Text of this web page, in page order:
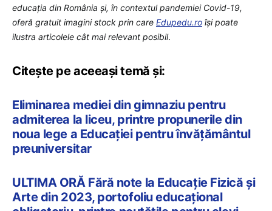
educaţia din România şi, în contextul pandemiei Covid-19,
oferă gratuit imagini stock prin care Edupedu.ro îşi poate
ilustra articolele cât mai relevant posibil.
Citește pe aceeași temă și:
Eliminarea mediei din gimnaziu pentru
admiterea la liceu, printre propunerile din
noua lege a Educației pentru învățământul
preuniversitar
ULTIMA ORĂ Fără note la Educație Fizică și
Arte din 2023, portofoliu educațional